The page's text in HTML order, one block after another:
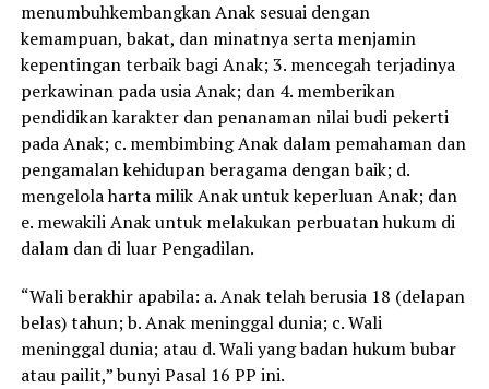
menumbuhkembangkan Anak sesuai dengan
kemampuan, bakat, dan minatnya serta menjamin
kepentingan terbaik bagi Anak; 3. mencegah terjadinya
perkawinan pada usia Anak; dan 4. memberikan
pendidikan karakter dan penanaman nilai budi pekerti
pada Anak; c. membimbing Anak dalam pemahaman dan
pengamalan kehidupan beragama dengan baik; d.
mengelola harta milik Anak untuk keperluan Anak; dan
e. mewakili Anak untuk melakukan perbuatan hukum di
dalam dan di luar Pengadilan.
“Wali berakhir apabila: a. Anak telah berusia 18 (delapan
belas) tahun; b. Anak meninggal dunia; c. Wali
meninggal dunia; atau d. Wali yang badan hukum bubar
atau pailit,” bunyi Pasal 16 PP ini.